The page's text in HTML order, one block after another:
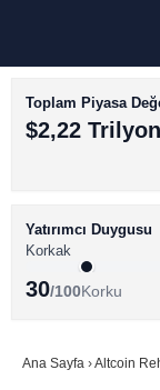
BİTCOİN
ALTCOİN
SÖZLÜK
Toplam Piyasa
$2,22 Trilyon
Yatırımcı Duygusu
Korkak
30/100Korku
Ana Sayfa ›Altcoin